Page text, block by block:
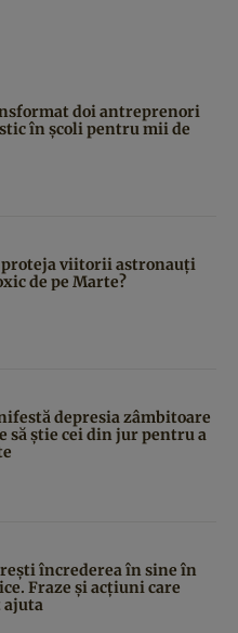
doi antreprenori
în școli pentru mii de
proteja viitorii astronauți
de pe Marte?
depresia zâmbitoare
să știe cei din jur pentru a
încrederea în sine în
Fraze și acțiuni care
ajuta